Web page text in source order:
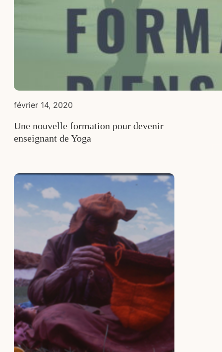
février 14, 2020
Une nouvelle formation pour devenir
enseignant de Yoga